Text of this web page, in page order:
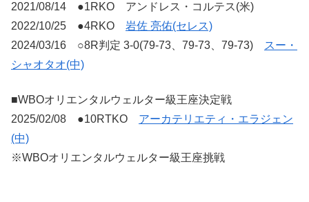
2021/08/14 ●1RKO アンドレス・コルテス(米)
2022/10/25 ●4RKO 岩佐 亮佑(セレス)
2024/03/16 ○8R判定 3-0(79-73、79-73、79-73) スー・
シャオタオ(中)
■WBOオリエンタルウェルター級王座決定戦
2025/02/08 ●10RTKO アーカテリエティ・エラジェン
(中)
※WBOオリエンタルウェルター級王座挑戦